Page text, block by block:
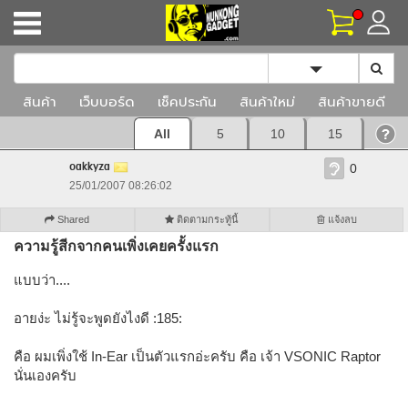
Toggle
สินค้า เว็บบอร์ด เช็คประกัน สินค้าใหม่ สินค้าขายดี
All 5 10 15
oakkyza
25/01/2007 08:26:02
0
Shared ติดตามกระทู้นี้ แจ้งลบ
ความรู้สีกจากคนเพิ่งเคยครั้งแรก
แบบว่า....
อายง่ะ ไม่รู้จะพูดยังไงดี :185:
คือ ผมเพิ่งใช้ In-Ear เป็นตัวแรกอ่ะครับ คือ เจ้า VSONIC Raptor
นั่นเองครับ